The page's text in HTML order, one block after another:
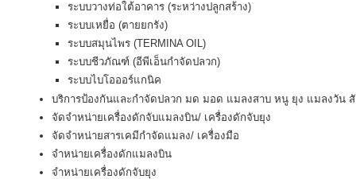
ระบบวางท่อใต้อาคาร (ระหว่างปลูกสร้าง)
ระบบเหยื่อ (ตายยกรัง)
ระบบสมุนไพร (TERMINA OIL)
ระบบชีวภัณฑ์ (อีพีเอ็นกำจัดปลวก)
ระบบไบโอออร์แกนิค
บริการป้องกันและกำจัดปลวก มด มอด แมลงสาบ หนู ยุง แมลงวัน
จัดจำหน่ายเครื่องดักจับแมลงบิน/ เครื่องดักจับยุง
จัดจำหน่ายสารเคมีกำจัดแมลง/ เครื่องมือ
จำหน่ายเครื่องดักแมลงบิน
จำหน่ายเครื่องดักจับยุง